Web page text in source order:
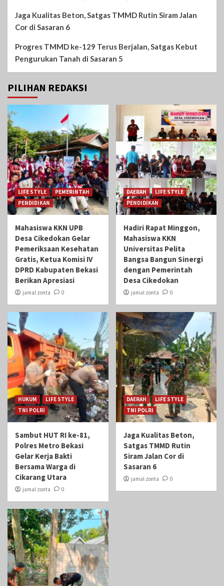
Jaga Kualitas Beton, Satgas TMMD Rutin Siram Jalan
Cor di Sasaran 6
Progres TMMD ke-129 Terus Berjalan, Satgas Kebut
Pengurukan Tanah di Sasaran 5
PILIHAN REDAKSI
LIFE STYLE
PEMERINTAH
PENDIDIKAN
Mahasiswa KKN UPB
Desa Cikedokan Gelar
Pemeriksaan Kesehatan
Gratis, Ketua Komisi IV
DPRD Kabupaten Bekasi
Berikan Apresiasi
jamal zonta 0
DAERAH
LIFE STYLE
PENDIDIKAN
Hadiri Rapat Minggon,
Mahasiswa KKN
Universitas Pelita
Bangsa Bangun Sinergi
dengan Pemerintah
Desa Cikedokan
jamal zonta 0
HUKUM
LIFE STYLE
TNI POLRI
Sambut HUT RI ke-81,
Polres Metro Bekasi
Gelar Kerja Bakti
Bersama Warga di
Cikarang Utara
jamal zonta 0
DAERAH
LIFE STYLE
TNI POLRI
Jaga Kualitas Beton,
Satgas TMMD Rutin
Siram Jalan Cor di
Sasaran 6
jamal zonta 0